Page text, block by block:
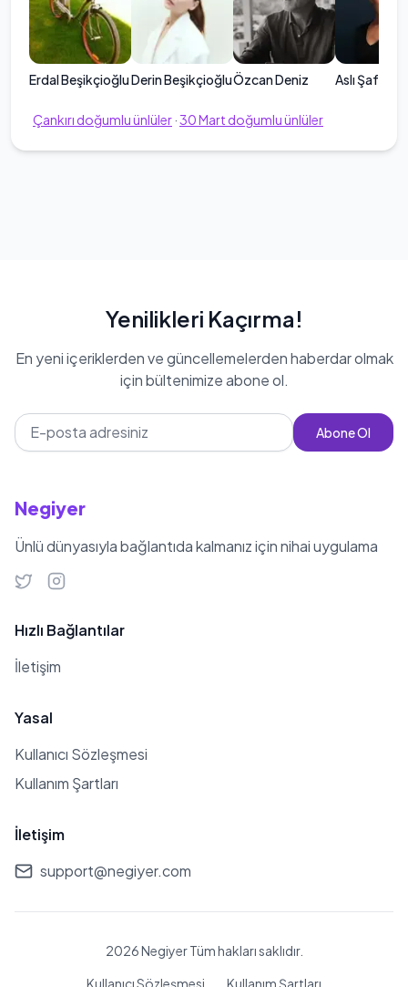
Erdal BeşikçioğluDerin BeşikçioğluÖzcan Deniz Aslı Şafak
Çankırı doğumlu ünlüler·30Mart doğumlu ünlüler
Yenilikleri Kaçırma!
En yeni içeriklerden ve güncellemelerden haberdar olmak
için bültenimize abone ol.
Abone Ol
Negiyer
Ünlü dünyasıyla bağlantıda kalmanız için nihai uygulama
Hızlı Bağlantılar
İletişim
Yasal
Kullanıcı Sözleşmesi
Kullanım Şartları
İletişim
support@negiyer.com
2026 Negiyer Tüm hakları saklıdır.
Kullanıcı Sözleşmesi
Kullanım Şartları